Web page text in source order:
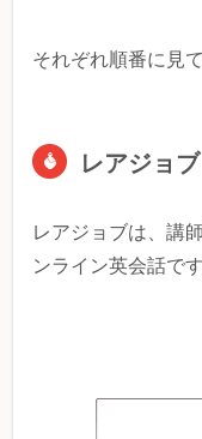
それぞれ順番に見
レアジョブ
レアジョブは、講
ンライン英会話です